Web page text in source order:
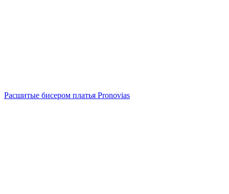
Расшитые бисером платья Pronovias